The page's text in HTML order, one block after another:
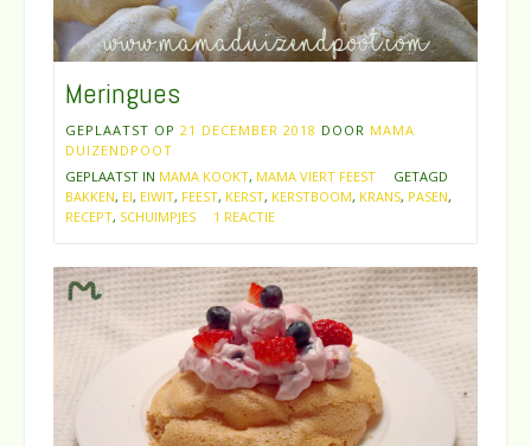
Meringues
GEPLAATST OP 21 DECEMBER 2018 DOOR MAMA
DUIZENDPOOT
GEPLAATST IN MAMA KOOKT, MAMA VIERT FEEST
GETAGD
BAKKEN, EI, EIWIT, FEEST, KERST, KERSTBOOM, KRANS, PASEN,
RECEPT, SCHUIMPJES 1 REACTIE